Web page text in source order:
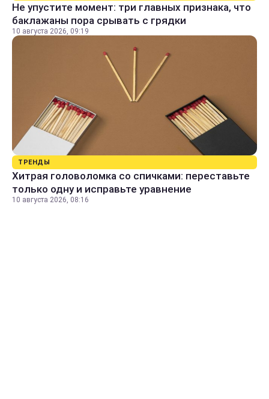
Не упустите момент: три главных признака, что
баклажаны пора срывать с грядки
10 августа 2026, 09:19
ТРЕНДЫ
Хитрая головоломка со спичками: переставьте
только одну и исправьте уравнение
10 августа 2026, 08:16